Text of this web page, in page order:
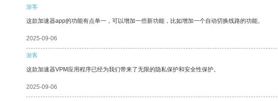
游客
这款加速器app的功能有点单一，可以增加一些新功能，比如增加一个自动切换线路的功能。
2025-09-06
游客
这款加速器VPM应用程序已经为我们带来了无限的隐私保护和安全性保护。
2025-09-06